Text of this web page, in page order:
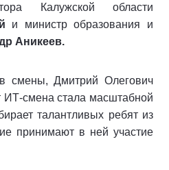
Калужской области
и министр образования и
Аникеев.
смены, Дмитрий Олегович
ИТ-смена стала масштабной
талантливых ребят из
принимают в ней участие